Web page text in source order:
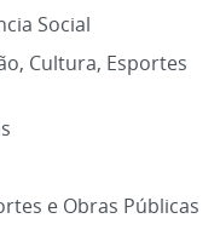
Social
Cultura, Esportes
e Obras Públicas